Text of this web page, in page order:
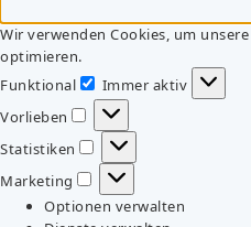
Wir verwenden Cookies, um
optimieren.
Funktional
Funktional
Immer aktiv
Vorlieben
Vorlieben
Statistiken
Statistiken
Marketing
Marketing
Optionen verwalten